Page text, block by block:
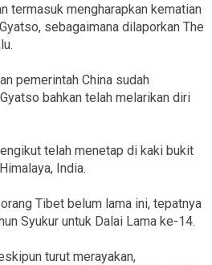
termasuk mengharapkan kematian
sebagaimana dilaporkan The
pemerintah China sudah
bahkan telah melarikan diri
telah menetap di kaki bukit
India.
Tibet belum lama ini, tepatnya
Syukur untuk Dalai Lama ke-14.
turut merayakan,